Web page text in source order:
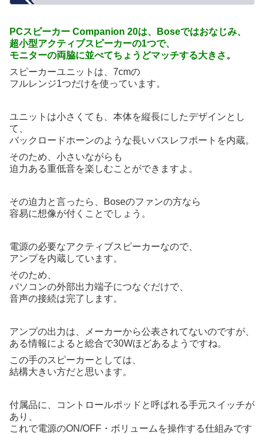
PCスピーカー Companion 20は、Boseではおなじみ、
超小型アクティブスピーカーの1つで、
モニターの両脇に並べてちょうどマッチする大きさ。
スピーカーユニットは、7cmの
フルレンジ1つだけを使っています。
ユニットは小さくても、本体を縦長にしたデザインとし
て、
バックロードホーンのような長いバスレフポートを内蔵。
そのため、小さいながらも
迫力ある重低音を楽しむことができますよ。
その迫力と言ったら、Boseのファンの方なら
容易に想像が付くことでしょう。
電源の必要なアクティブスピーカーなので、
アンプを内蔵しています。
そのため、
パソコンの外部出力端子につなぐだけで、
音声の接続は完了します。
アンプの出力は、メーカーから公表されてないのですが、
ある情報によると総合で30Wほどあるようですね。
この手のスピーカーとしては、
結構大きい方だと思います。
付属品に、コントロールポッドと呼ばれる手元スイッチが
あり、
これで電源のON/OFF・ボリュームを操作する仕組みです